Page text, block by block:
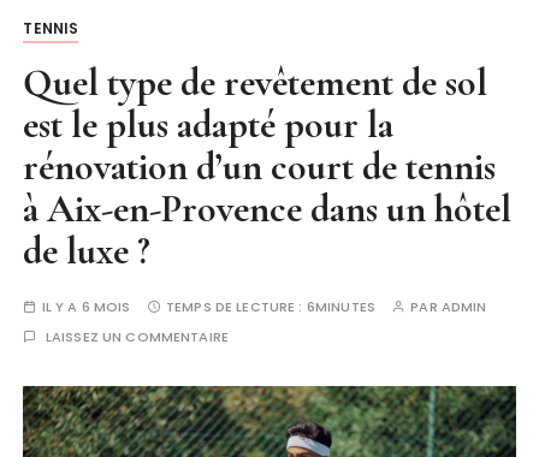
TENNIS
Quel type de revêtement de sol
est le plus adapté pour la
rénovation d’un court de tennis
à Aix-en-Provence dans un hôtel
de luxe ?
IL Y A 6 MOIS TEMPS DE LECTURE : 6MINUTES PAR ADMIN
LAISSEZ UN COMMENTAIRE